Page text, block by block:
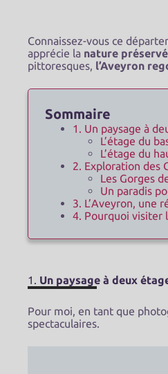
Connaissez-vous ce
apprécie la nature
pittoresques, l’Aveyron
Sommaire
1. Un paysage à
L’étage du
L’étage du
2. Exploration des
Les Gorges
Un paradis
3. L’Aveyron, une
4. Pourquoi visiter
1. Un paysage à deux
Pour moi, en tant que
spectaculaires.